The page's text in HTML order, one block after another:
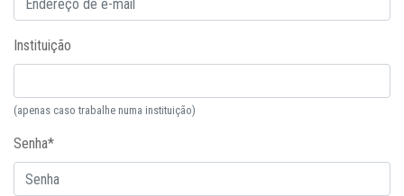
Instituição
(apenas caso trabalhe numa instituição)
Senha*